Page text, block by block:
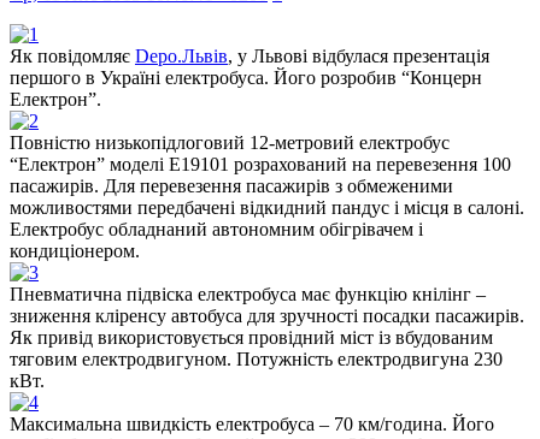
Як повідомляє Depo.Львів, у Львові відбулася презентація
першого в Україні електробуса. Його розробив “Концерн
Електрон”.
Повністю низькопідлоговий 12-метровий електробус
“Електрон” моделі Е19101 розрахований на перевезення 100
пасажирів. Для перевезення пасажирів з обмеженими
можливостями передбачені відкидний пандус і місця в салоні.
Електробус обладнаний автономним обігрівачем і
кондиціонером.
Пневматична підвіска електробуса має функцію кнілінг –
зниження кліренсу автобуса для зручності посадки пасажирів.
Як привід використовується провідний міст із вбудованим
тяговим електродвигуном. Потужність електродвигуна 230
кВт.
Максимальна швидкість електробуса – 70 км/година. Його